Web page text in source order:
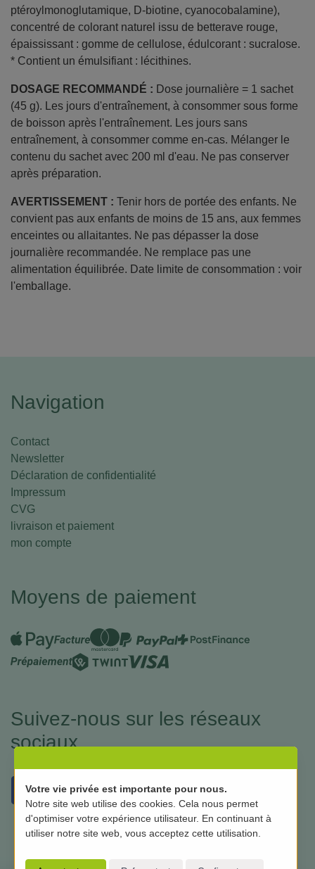
ptéroylmonoglutamique, D-biotine, cyanocobalamine),
concentré de colorant naturel issu de betterave rouge,
épaississant : gomme de cellulose, édulcorant : sucralose.
* Contient un émulsifiant : lécithines.
DOSAGE RECOMMANDÉ : Dose journalière = 1 sachet
(45 g). Les jours d'entraînement, à consommer sous forme
de boisson après l'entraînement. Les jours sans
entraînement, à consommer comme en-cas. Mélanger le
contenu du sachet avec 200 ml d'eau. Ne pas conserver
après préparation.
AVERTISSEMENT : Tenir hors de portée des enfants. Ne
convient pas aux enfants de moins de 15 ans, aux femmes
enceintes ou allaitantes. Ne pas dépasser la dose
journalière recommandée. Ne remplace pas une
alimentation équilibrée. Date limite de consommation : voir
l'emballage.
Navigation
Contact
Newsletter
Déclaration de confidentialité
Impressum
CVG
livraison et paiement
mon compte
Moyens de paiement
Suivez-nous sur les réseaux
sociaux
Votre vie privée est importante pour nous.
Notre site web utilise des cookies. Cela nous permet
d'optimiser votre expérience utilisateur. En continuant à
utiliser notre site web, vous acceptez cette utilisation.